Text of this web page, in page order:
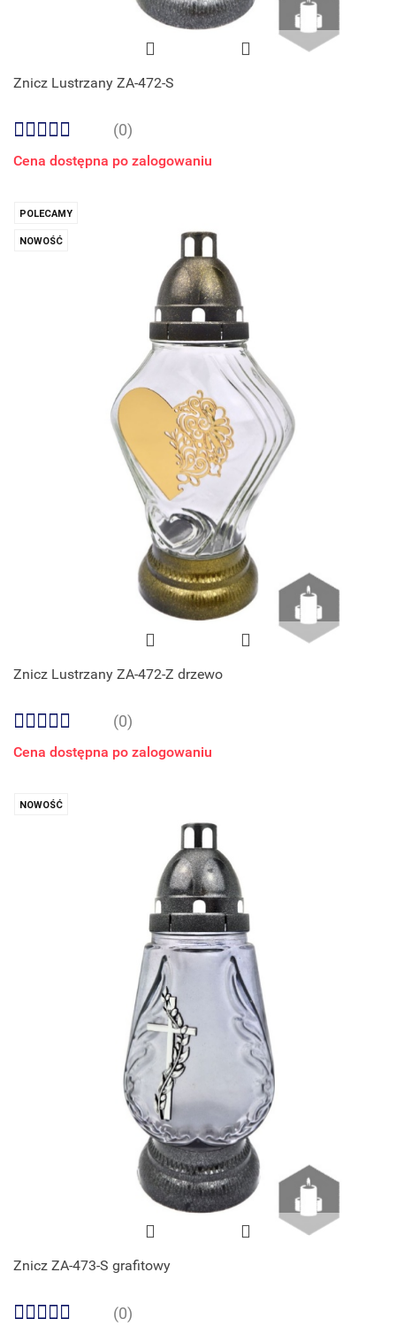
Znicz Lustrzany ZA-472-S
(0)
Cena dostępna po zalogowaniu
POLECAMY
NOWOŚĆ
Znicz Lustrzany ZA-472-Z drzewo
(0)
Cena dostępna po zalogowaniu
NOWOŚĆ
Znicz ZA-473-S grafitowy
(0)